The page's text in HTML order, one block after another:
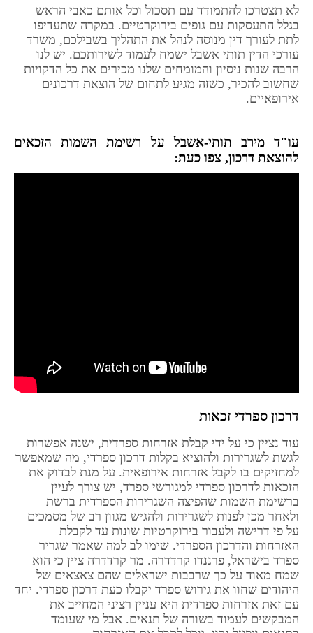
לא תצטרכו להתמודד עם תסכול וכל אותם כאבי הראש
בגלל התעסקות עם גופים בירוקרטיים. במקרה שתעדיפו
לתת לעורך דין מנוסה לנהל את התהליך בשבילכם, משרד
עורכי הדין תותי אשבל ישמח לעמוד לשירותכם. יש לנו
הרבה שנות ניסיון והמומחים שלנו מכירים את כל הדקויות
שחשוב להכיר, כשזה מגיע לתחום של הוצאת דרכונים
אירופאיים.
עו"ד מירב תותי-אשבל על רשימת השמות הזכאים
להוצאת דרכון, צפו כעת:
דרכון ספרדי זכאות
עוד נציין כי על ידי קבלת אזרחות ספרדית, ישנה אפשרות
לגשת לשגרירות ולהוציא בקלות דרכון ספרדי, מה שמאפשר
למחזיקים בו לקבל אזרחות אירופאית. על מנת לבדוק את
הזכאות לדרכון ספרדי למגורשי ספרד, יש צורך לעיין
ברשימת השמות שהפיצה השגרירות הספרדית ברשת
ולאחר מכן לפנות לשגרירות ולהגיש מגוון רב של מסמכים
על פי דרישה ולעבור בירוקרטיות שונות עד לקבלת
האזרחות והדרכון הספרדי. שימו לב למה שאמר שגריר
ספרד בישראל, פרננדו קרדדרה. מר קרדדרה ציין כי הוא
שמח מאוד על כך שרבבות ישראלים שהם צאצאים של
היהודים שחוו את גירוש ספרד יקבלו כעת דרכון ספרדי. יחד
עם זאת אזרחות ספרדית היא עניין רציני המחייב את
המבקשים לעמוד בשורה של תנאים. אבל מי שעומד